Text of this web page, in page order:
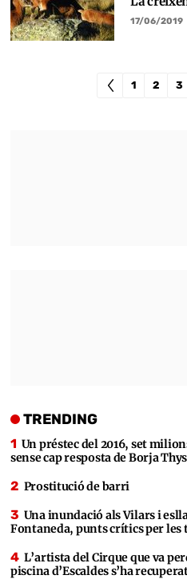
17/06/2019
1 2 3
TRENDING
Un préstec del 2016, set
sense cap resposta de Borja
Prostitució de barri
Una inundació als Vilars i
Fontaneda, punts crítics per les
L’artista del Cirque que va
piscina d’Escaldes s’ha